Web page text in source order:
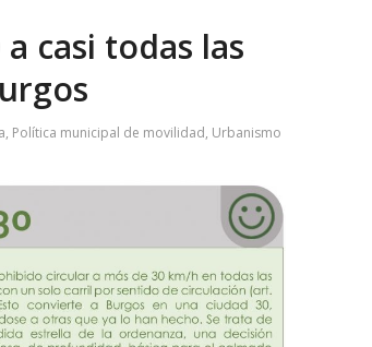
casi todas las
, Política municipal de movilidad, Urbanismo